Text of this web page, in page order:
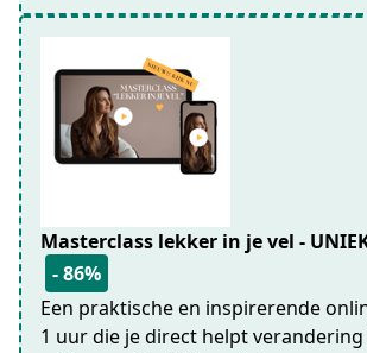
Masterclass lekker in je vel -
- 86%
Een praktische en inspirerende
1 uur die je direct helpt